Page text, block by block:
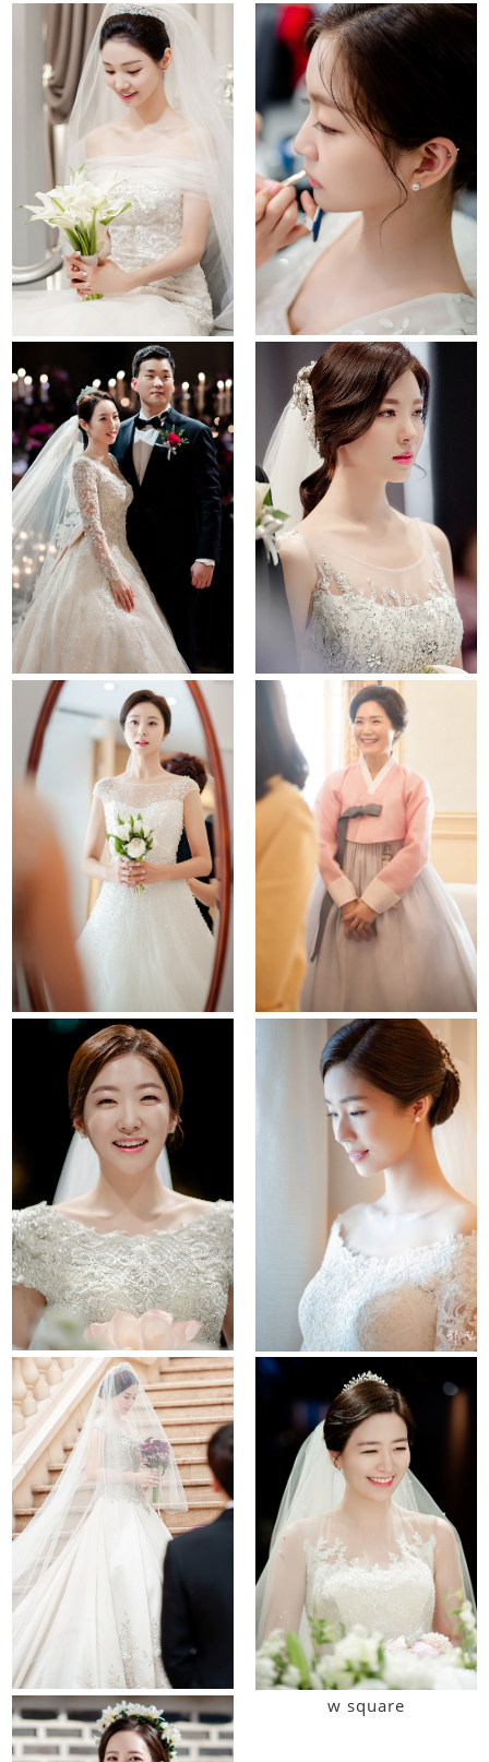
sindorim ramada la cucina
it convention noblevalenti
raum walkerhill hotel
la viedouce behind story
it convention el tower
raum w square